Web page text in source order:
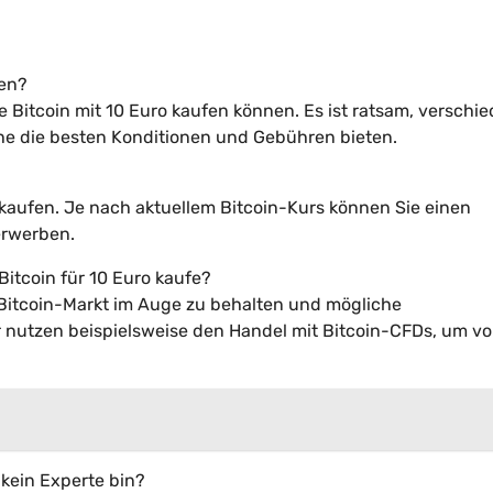
mit 10 Euro kaufen können. Es ist ratsam,
die besten Konditionen und Gebühren bieten.
Je nach aktuellem Bitcoin-Kurs können Sie einen
für 10 Euro kaufe?
Markt im Auge zu behalten und mögliche
beispielsweise den Handel mit Bitcoin-CFDs, um
Experte bin?